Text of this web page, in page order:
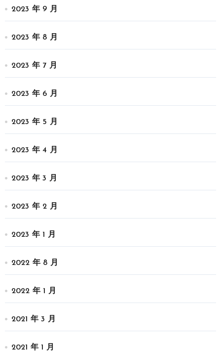
2023 年 9 月
2023 年 8 月
2023 年 7 月
2023 年 6 月
2023 年 5 月
2023 年 4 月
2023 年 3 月
2023 年 2 月
2023 年 1 月
2022 年 8 月
2022 年 1 月
2021 年 3 月
2021 年 1 月